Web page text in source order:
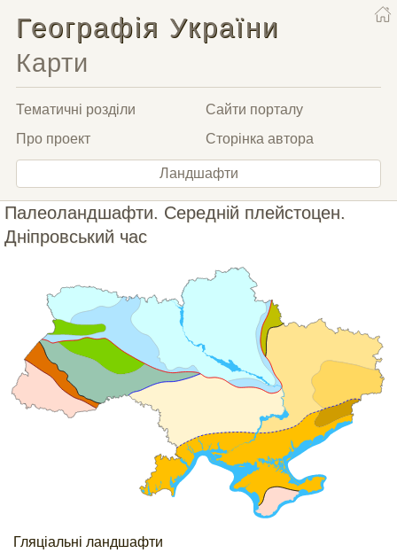
Географія України
Карти
Тематичні розділи
Сайти порталу
Про проект
Сторінка автора
Ландшафти
Палеоландшафти. Середній плейстоцен.
Дніпровський час
Гляціальні ландшафти